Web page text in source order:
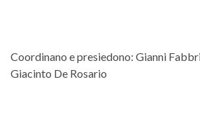
Coordinano e presiedono: Gianni
Giacinto De Rosario